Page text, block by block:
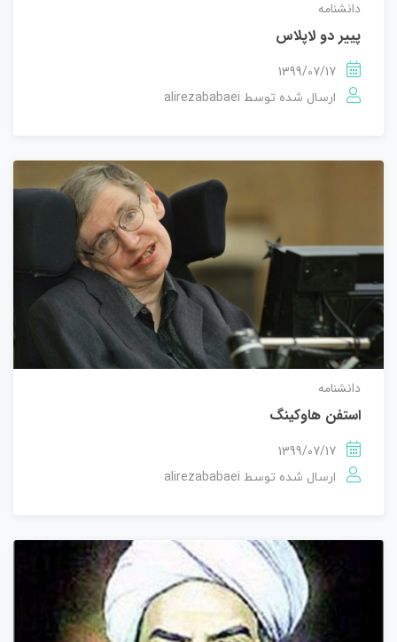
دانشنامه
پییر دو لاپلاس
1399/07/17
ارسال شده توسط alirezababaei
دانشنامه
استفن هاوکینگ
1399/07/17
ارسال شده توسط alirezababaei